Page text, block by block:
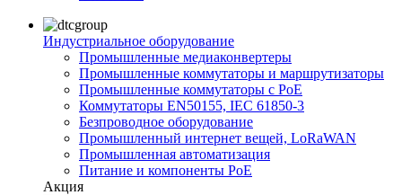
Индустриальное оборудование
Промышленные медиаконвертеры
Промышленные коммутаторы и маршрутизаторы
Промышленные коммутаторы с PoE
Коммутаторы EN50155, IEC 61850-3
Безпроводное оборудование
Промышленный интернет вещей, LoRaWAN
Промышленная автоматизация
Питание и компоненты PoE
Акция